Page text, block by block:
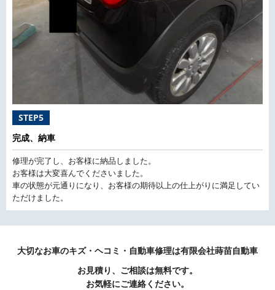
STEP5
完成、納車
修理が完了し、お客様に納品しました。
お客様は大変喜んでくださいました。
車の状態が元通りになり、お客様の期待以上の仕上がりに満足してい
ただけました。
大切なお車のキズ・ヘコミ・自動車修理は有限会社蒔苗自動車
お見積り、ご相談は無料です。
お気軽にご連絡ください。